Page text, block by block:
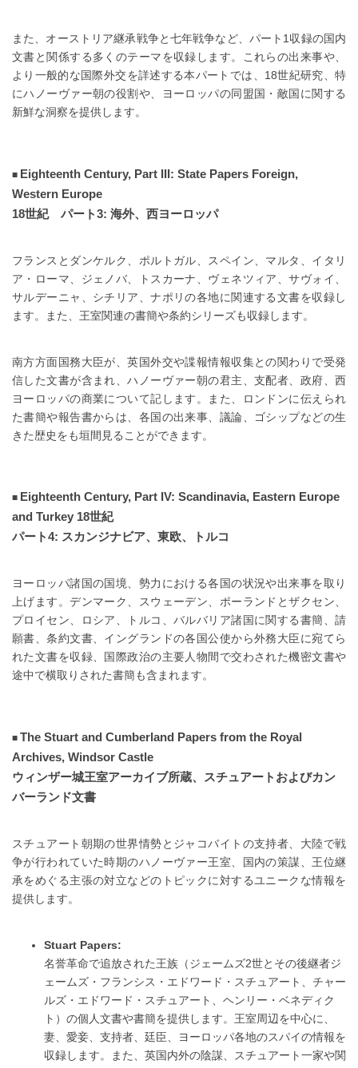
また、オーストリア継承戦争と七年戦争など、パート1収録の国内
文書と関係する多くのテーマを収録します。これらの出来事や、
より一般的な国際外交を詳述する本パートでは、18世紀研究、特
にハノーヴァー朝の役割や、ヨーロッパの同盟国・敵国に関する
新鮮な洞察を提供します。
Eighteenth Century, Part III: State Papers Foreign,
Western Europe
18世紀 パート3: 海外、西ヨーロッパ
フランスとダンケルク、ポルトガル、スペイン、マルタ、イタリ
ア・ローマ、ジェノバ、トスカーナ、ヴェネツィア、サヴォイ、
サルデーニャ、シチリア、ナポリの各地に関連する文書を収録し
ます。また、王室関連の書簡や条約シリーズも収録します。
南方方面国務大臣が、英国外交や諜報情報収集との関わりで受発
信した文書が含まれ、ハノーヴァー朝の君主、支配者、政府、西
ヨーロッパの商業について記します。また、ロンドンに伝えられ
た書簡や報告書からは、各国の出来事、議論、ゴシップなどの生
きた歴史をも垣間見ることができます。
Eighteenth Century, Part IV: Scandinavia, Eastern Europe
and Turkey 18世紀
パート4: スカンジナビア、東欧、トルコ
ヨーロッパ諸国の国境、勢力における各国の状況や出来事を取り
上げます。デンマーク、スウェーデン、ポーランドとザクセン、
プロイセン、ロシア、トルコ、バルバリア諸国に関する書簡、請
願書、条約文書、イングランドの各国公使から外務大臣に宛てら
れた文書を収録、国際政治の主要人物間で交わされた機密文書や
途中で横取りされた書簡も含まれます。
The Stuart and Cumberland Papers from the Royal
Archives, Windsor Castle
ウィンザー城王室アーカイブ所蔵、スチュアートおよびカン
バーランド文書
スチュアート朝期の世界情勢とジャコバイトの支持者、大陸で戦
争が行われていた時期のハノーヴァー王室、国内の策謀、王位継
承をめぐる主張の対立などのトピックに対するユニークな情報を
提供します。
Stuart Papers:
名誉革命で追放された王族（ジェームズ2世とその後継者ジ
ェームズ・フランシス・エドワード・スチュアート、チャー
ルズ・エドワード・スチュアート、ヘンリー・ベネディク
ト）の個人文書や書簡を提供します。王室周辺を中心に、
妻、愛妾、支持者、廷臣、ヨーロッパ各地のスパイの情報を
収録します。また、英国内外の陰謀、スチュアート一家や関